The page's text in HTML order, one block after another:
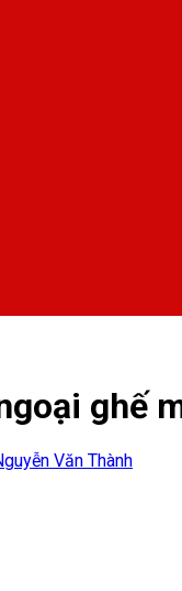
ghế
Văn Thành